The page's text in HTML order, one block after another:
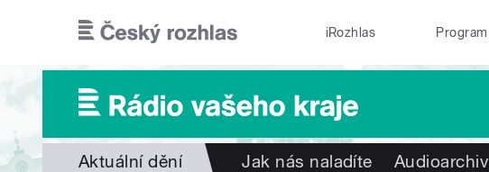
iRozhlas Program
Aktuální dění Jak nás naladíte Audioarchiv